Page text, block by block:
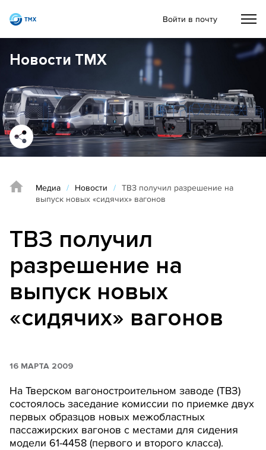
Войти в почту
Новости ТМХ
Медиа / Новости / ТВЗ получил разрешение на
выпуск новых «сидячих» вагонов
ТВЗ получил
разрешение на
выпуск новых
«сидячих» вагонов
16 МАРТА 2009
На Тверском вагоностроительном заводе (ТВЗ)
состоялось заседание комиссии по приемке двух
первых образцов новых межобластных
пассажирских вагонов с местами для сидения
модели 61-4458 (первого и второго класса).